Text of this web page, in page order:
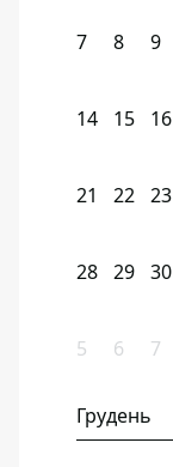
7 8 9
14 15 16
21 22 23
28 29 30
5 6 7
Грудень